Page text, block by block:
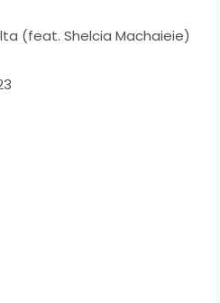
(feat. Shelcia Machaieie)